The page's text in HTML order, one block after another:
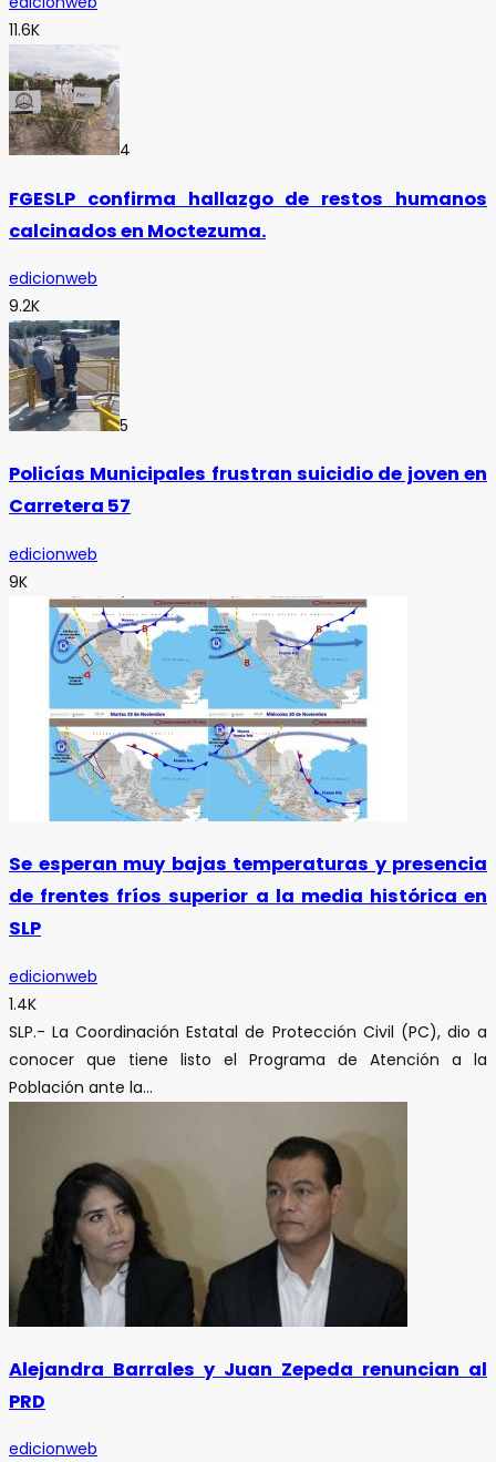
11.6K
4
FGESLP confirma hallazgo de restos humanos
calcinados en Moctezuma.
edicionweb
9.2K
5
Policías Municipales frustran suicidio de joven en
Carretera 57
edicionweb
9K
Se esperan muy bajas temperaturas y presencia
de frentes fríos superior a la media histórica en
SLP
edicionweb
1.4K
SLP.- La Coordinación Estatal de Protección Civil (PC), dio a
conocer que tiene listo el Programa de Atención a la
Población ante la...
Alejandra Barrales y Juan Zepeda renuncian al
PRD
edicionweb